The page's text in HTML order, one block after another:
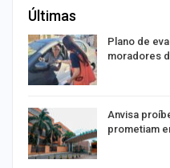
Últimas
Plano de
moradores
Anvisa
prometiam